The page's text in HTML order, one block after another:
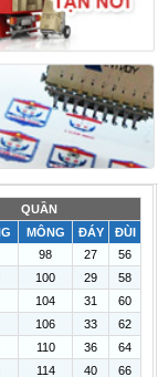
QUẦN
MÔNG ĐÁY
ĐÙI
98 27
56
100 29
58
104 31
60
106 33
62
110 36
64
114 40 66